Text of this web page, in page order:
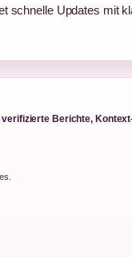
schnelle Updates mit
Berichte,